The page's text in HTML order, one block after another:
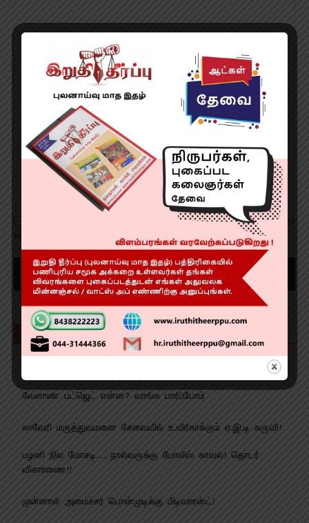
Save my name, email, and website in this browser for the next
Recent Posts
வேளாண் பட்ஜெட் என்ன? வாங்க பார்ப்போம்
காவேரி மருத்துவமனை சேவையில் உயிர்காக்கும் ஏ.இ.டி கருவி!
பழனி நில மோசடி…. நால்வருக்கு போலீஸ் காவல்! தொடர்
விசாரணை!!
முன்னாள் அமைச்சர் பொன்முடிக்கு பிடிவாரன்ட்!